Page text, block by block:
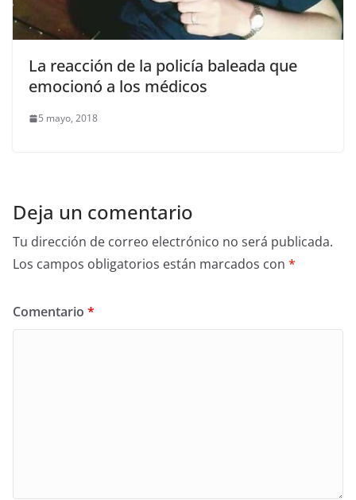
La reacción de la policía baleada que
emocionó a los médicos
5 mayo, 2018
Deja un comentario
Tu dirección de correo electrónico no será publicada.
Los campos obligatorios están marcados con *
Comentario *